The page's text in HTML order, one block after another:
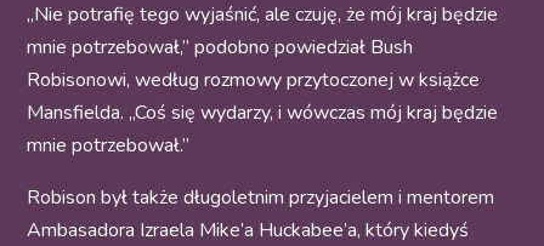
„Nie potrafię tego wyjaśnić, ale czuję, że mój kraj będzie
mnie potrzebował,” podobno powiedział Bush
Robisonowi, według rozmowy przytoczonej w książce
Mansfielda. „Coś się wydarzy, i wówczas mój kraj będzie
mnie potrzebował.”
Robison był także długoletnim przyjacielem i mentorem
Ambasadora Izraela Mike’a Huckabee’a, który kiedyś